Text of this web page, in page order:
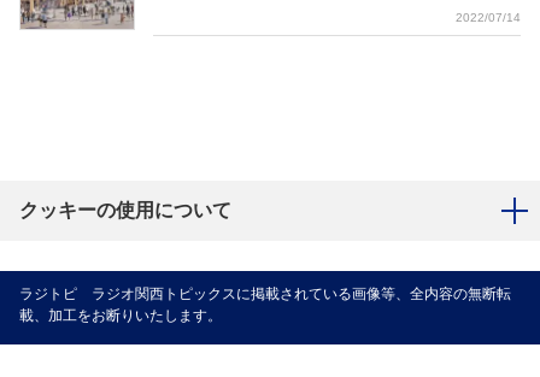
2022/07/14
クッキーの使用について
ラジトピ ラジオ関西トピックスに掲載されている画像等、全内容の無断転
載、加工をお断りいたします。